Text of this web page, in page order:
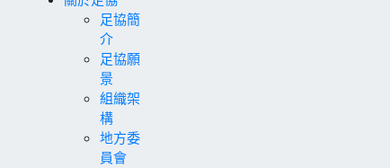
足協簡
介
足協願
景
組織架
構
地方委
員會